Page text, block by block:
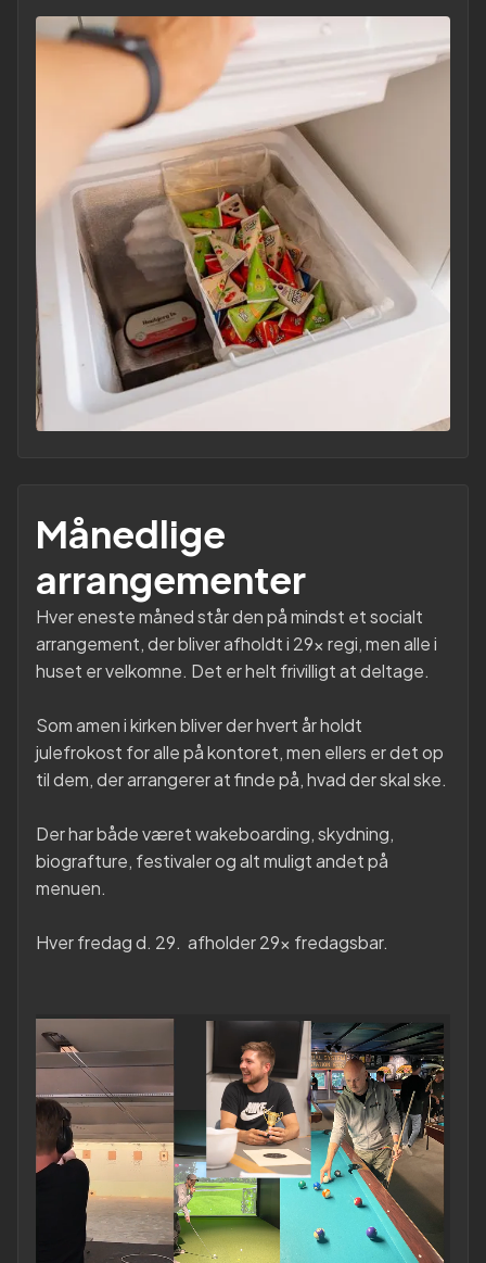
Månedlige
arrangementer
Hver eneste måned står den på mindst et socialt
arrangement, der bliver afholdt i 29x regi, men alle i
huset er velkomne. Det er helt frivilligt at deltage.
Som amen i kirken bliver der hvert år holdt
julefrokost for alle på kontoret, men ellers er det op
til dem, der arrangerer at finde på, hvad der skal ske.
Der har både været wakeboarding, skydning,
biografture, festivaler og alt muligt andet på
menuen.
Hver fredag d. 29. afholder 29x fredagsbar.